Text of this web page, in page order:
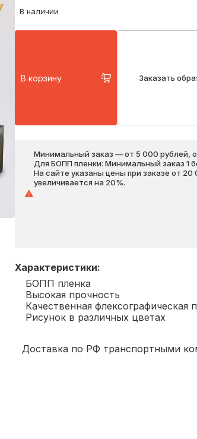
В наличии
В корзину Заказать
Минимальный заказ — от 5 000 рублей,
Для БОПП пленки: Минимальный заказ 1
На сайте указаны цены при заказе от
увеличивается на 20%.
Характеристики:
БОПП пленка
Высокая прочность
Качественная флексографическая
Рисунок в различных цветах
Доставка по РФ транспортными